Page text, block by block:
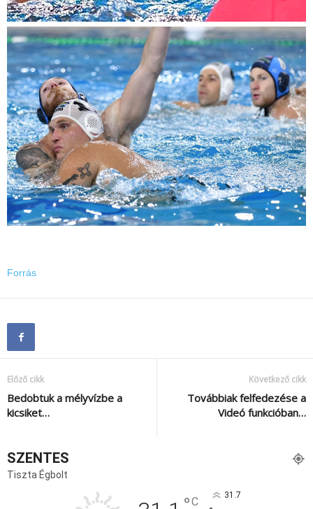
Forrás
Előző cikk
Bedobtuk a mélyvízbe a
kicsiket…
Következő cikk
Továbbiak felfedezése a
Videó funkcióban…
SZENTES
Tiszta Égbolt
C 31.7